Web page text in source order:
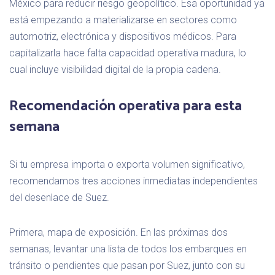
México para reducir riesgo geopolítico. Esa oportunidad ya
está empezando a materializarse en sectores como
automotriz, electrónica y dispositivos médicos. Para
capitalizarla hace falta capacidad operativa madura, lo
cual incluye visibilidad digital de la propia cadena.
Recomendación operativa para esta
semana
Si tu empresa importa o exporta volumen significativo,
recomendamos tres acciones inmediatas independientes
del desenlace de Suez.
Primera, mapa de exposición. En las próximas dos
semanas, levantar una lista de todos los embarques en
tránsito o pendientes que pasan por Suez, junto con su